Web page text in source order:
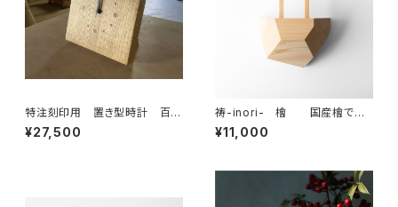
特注刻印用 置き型時計 百年
木材 杉
¥27,500
祷-inori- 檜 国産檜で作
る百年木材の神棚
¥11,000